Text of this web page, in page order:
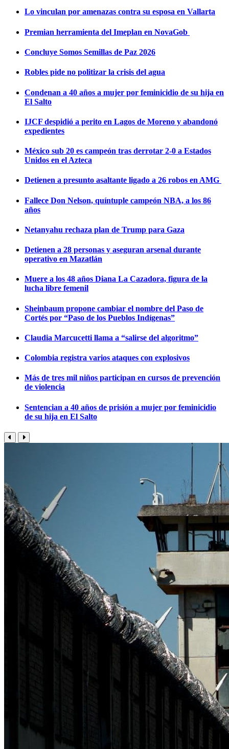
Lo vinculan por amenazas contra su esposa en Vallarta
Premian herramienta del Imeplan en NovaGob
Concluye Somos Semillas de Paz 2026
Robles pide no politizar la crisis del agua
Condenan a 40 años a mujer por feminicidio de su hija en
El Salto
IJCF despidió a perito en Lagos de Moreno y abandonó
expedientes
México sub 20 es campeón tras derrotar 2-0 a Estados
Unidos en el Azteca
Detienen a presunto asaltante ligado a 26 robos en AMG
Fallece Don Nelson, quíntuple campeón NBA, a los 86
años
Netanyahu rechaza plan de Trump para Gaza
Detienen a 28 personas y aseguran arsenal durante
operativo en Mazatlán
Muere a los 48 años Diana La Cazadora, figura de la
lucha libre femenil
Sheinbaum propone cambiar el nombre del Paso de
Cortés por “Paso de los Pueblos Indígenas”
Claudia Marcucetti llama a “salirse del algoritmo”
Colombia registra varios ataques con explosivos
Más de tres mil niños participan en cursos de prevención
de violencia
Sentencian a 40 años de prisión a mujer por feminicidio
de su hija en El Salto